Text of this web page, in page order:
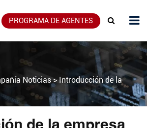
PROGRAMA DE AGENTES
Noticias>Introducción de la
de la empresa